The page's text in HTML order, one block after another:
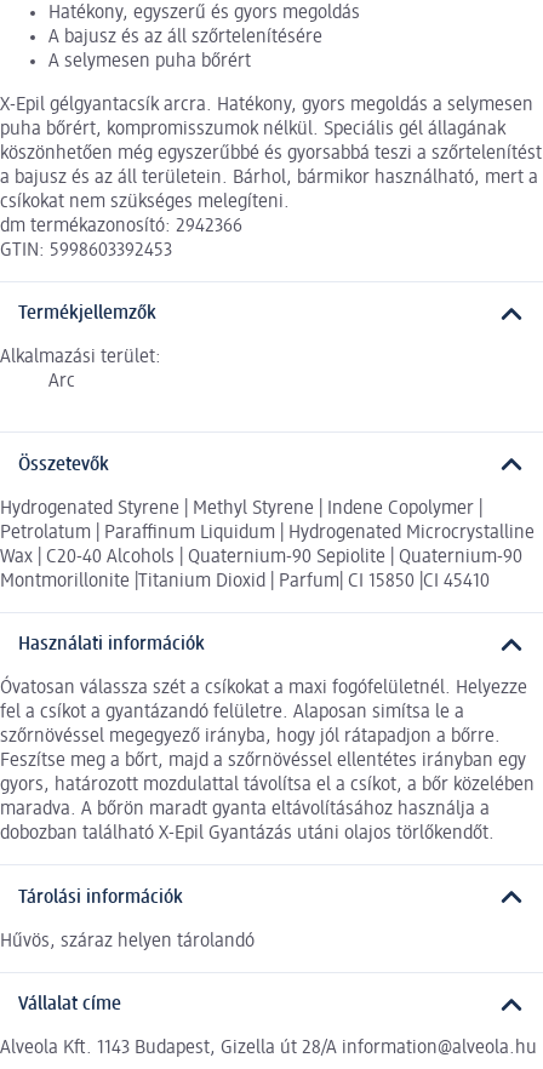
Hatékony, egyszerű és gyors megoldás
A bajusz és az áll szőrtelenítésére
A selymesen puha bőrért
X-Epil gélgyantacsík arcra. Hatékony, gyors megoldás a selymesen
puha bőrért, kompromisszumok nélkül. Speciális gél állagának
köszönhetően még egyszerűbbé és gyorsabbá teszi a szőrtelenítést
a bajusz és az áll területein. Bárhol, bármikor használható, mert a
csíkokat nem szükséges melegíteni.
dm termékazonosító: 2942366
GTIN: 5998603392453
Termékjellemzők
Alkalmazási terület:
Arc
Összetevők
Hydrogenated Styrene | Methyl Styrene | Indene Copolymer |
Petrolatum | Paraffinum Liquidum | Hydrogenated Microcrystalline
Wax | C20-40 Alcohols | Quaternium-90 Sepiolite | Quaternium-90
Montmorillonite |Titanium Dioxid | Parfum| CI 15850 |CI 45410
Használati információk
Óvatosan válassza szét a csíkokat a maxi fogófelületnél. Helyezze
fel a csíkot a gyantázandó felületre. Alaposan simítsa le a
szőrnövéssel megegyező irányba, hogy jól rátapadjon a bőrre.
Feszítse meg a bőrt, majd a szőrnövéssel ellentétes irányban egy
gyors, határozott mozdulattal távolítsa el a csíkot, a bőr közelében
maradva. A bőrön maradt gyanta eltávolításához használja a
dobozban található X-Epil Gyantázás utáni olajos törlőkendőt.
Tárolási információk
Hűvös, száraz helyen tárolandó
Vállalat címe
Alveola Kft. 1143 Budapest, Gizella út 28/A information@alveola.hu